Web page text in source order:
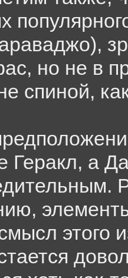
но не в
спиной,
Геракл, а